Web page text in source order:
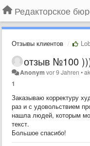
Отзывы клиентов
отзыв №100
Anonym vor 9 Jahren •
1
Заказываю корректуру
раз и с удовольствием
нашла людей, которым
текст.
Большое спасибо!